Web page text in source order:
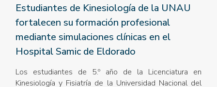
Estudiantes de Kinesiología de la UNAU
fortalecen su formación profesional
mediante simulaciones clínicas en el
Hospital Samic de Eldorado
Los estudiantes de 5.º año de la Licenciatura en
Kinesiología y Fisiatría de la Universidad Nacional del